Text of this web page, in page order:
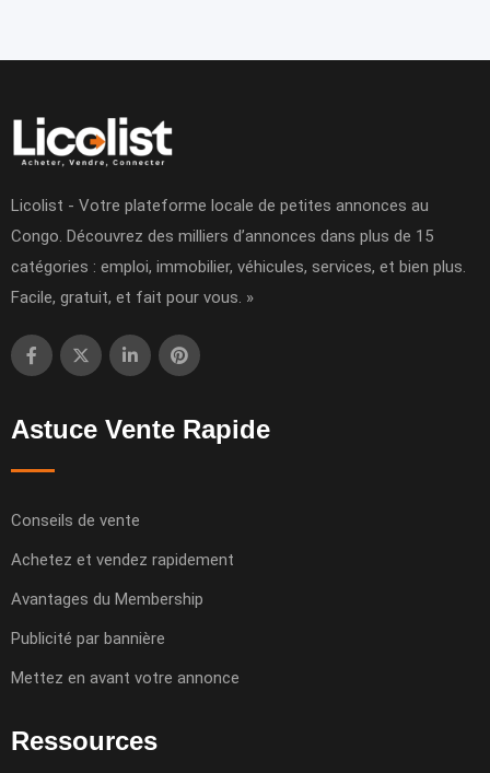
Licolist - Votre plateforme locale de petites annonces au
Congo. Découvrez des milliers d’annonces dans plus de 15
catégories : emploi, immobilier, véhicules, services, et bien plus.
Facile, gratuit, et fait pour vous. »
Astuce Vente Rapide
Conseils de vente
Achetez et vendez rapidement
Avantages du Membership
Publicité par bannière
Mettez en avant votre annonce
Ressources